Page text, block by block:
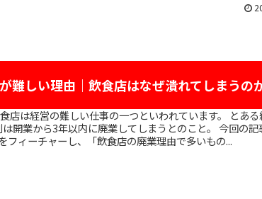
難しい理由｜飲食店はなぜ潰れてしまうの
ら3年以内に廃業してしまうとのこと。 今回の記事では、
フィーチャーし、「飲食店の廃業理由で多いもの...